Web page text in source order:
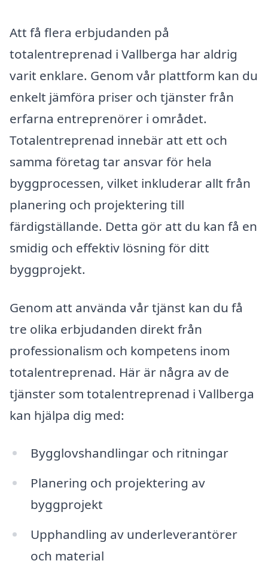
Att få flera erbjudanden på
totalentreprenad i Vallberga har aldrig
varit enklare. Genom vår plattform kan du
enkelt jämföra priser och tjänster från
erfarna entreprenörer i området.
Totalentreprenad innebär att ett och
samma företag tar ansvar för hela
byggprocessen, vilket inkluderar allt från
planering och projektering till
färdigställande. Detta gör att du kan få en
smidig och effektiv lösning för ditt
byggprojekt.
Genom att använda vår tjänst kan du få
tre olika erbjudanden direkt från
professionalism och kompetens inom
totalentreprenad. Här är några av de
tjänster som totalentreprenad i Vallberga
kan hjälpa dig med:
Bygglovshandlingar och ritningar
Planering och projektering av
byggprojekt
Upphandling av underleverantörer
och material